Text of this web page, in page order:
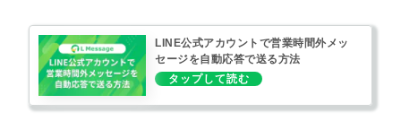
LINE公式アカウントで営業時間外メッ
セージを自動応答で送る方法